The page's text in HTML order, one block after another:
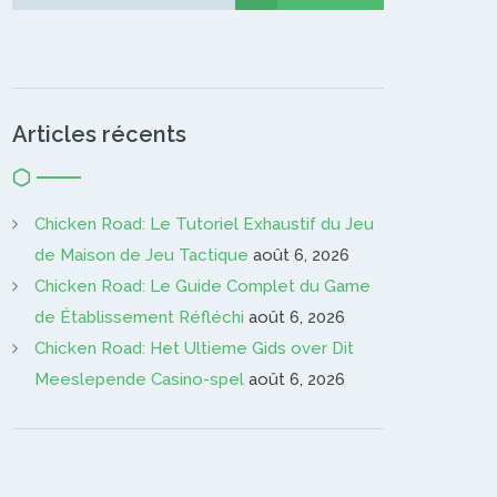
Articles récents
Chicken Road: Le Tutoriel Exhaustif du Jeu
de Maison de Jeu Tactique août 6, 2026
Chicken Road: Le Guide Complet du Game
de Établissement Réfléchi août 6, 2026
Chicken Road: Het Ultieme Gids over Dit
Meeslepende Casino-spel août 6, 2026